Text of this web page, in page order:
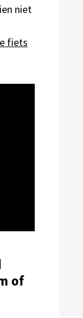
niet
fiets
of